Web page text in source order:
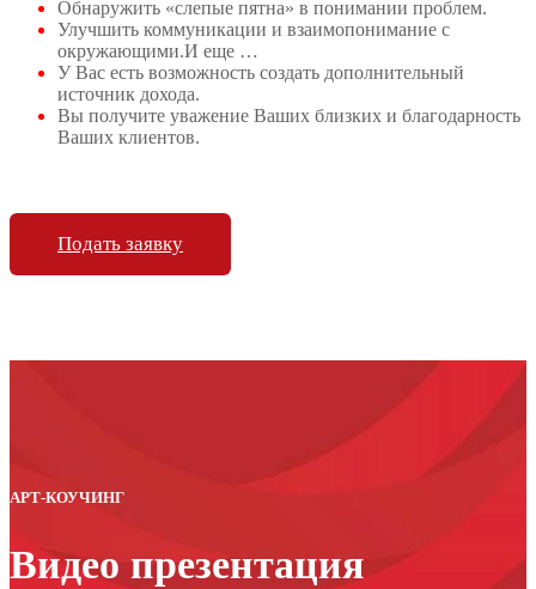
Обнаружить «слепые пятна» в понимании проблем.
Улучшить коммуникации и взаимопонимание с
окружающими.И еще …
У Вас есть возможность создать дополнительный
источник дохода.
Вы получите уважение Ваших близких и благодарность
Ваших клиентов.
Подать заявку
АРТ-КОУЧИНГ
Видео презентация